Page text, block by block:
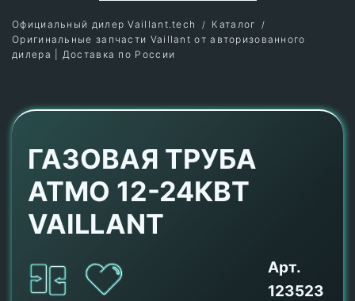
Официальный дилер Vaillant.tech
Каталог
Оригинальные запчасти Vaillant от авторизованного
дилера | Доставка по России
ГАЗОВАЯ ТРУБА
АТМО 12-24КВТ
VAILLANT
Арт.
123523